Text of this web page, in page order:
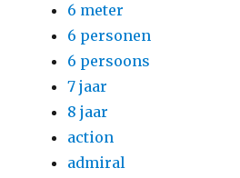
6 meter
6 personen
6 persoons
7 jaar
8 jaar
action
admiral